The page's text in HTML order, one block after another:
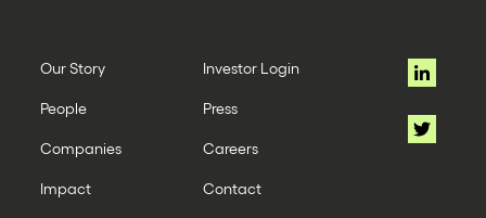
Our Story
People
Companies
Impact
Investor Login
Press
Careers
Contact